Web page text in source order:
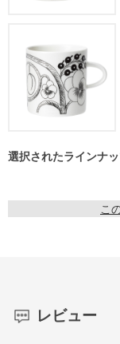
選択されたラインナ
こ
レビュー